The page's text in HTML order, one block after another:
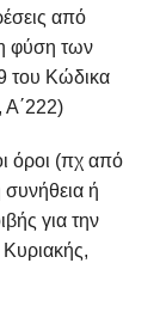
από
φύση των
του Κώδικα
Α΄222)
όροι (πχ από
ή
για την